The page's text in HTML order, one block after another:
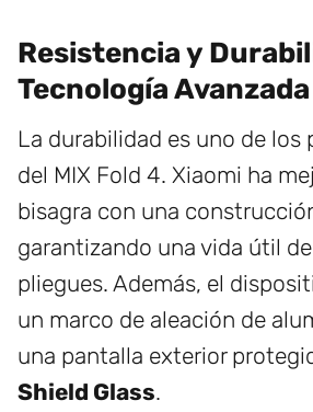
Resistencia y
Tecnología Avanzada
La durabilidad es uno de
del MIX Fold 4. Xiaomi ha
bisagra con una
garantizando una vida útil
pliegues. Además, el
un marco de aleación de
una pantalla exterior
Shield Glass.